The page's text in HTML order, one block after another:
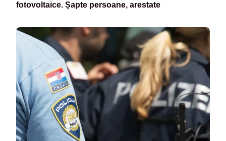
fotovoltaice. Șapte persoane, arestate